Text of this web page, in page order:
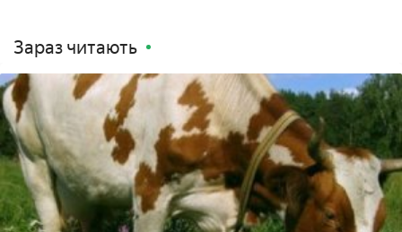
Зараз читають